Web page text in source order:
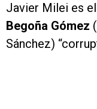
Javier Milei es
Begoña Gómez
Sánchez)